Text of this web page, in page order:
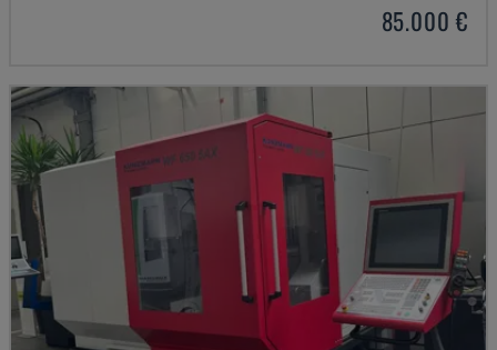
85.000 €